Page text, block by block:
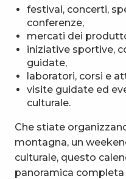
festival, concerti,
conferenze,
mercati dei
iniziative sportive,
guidate,
laboratori, corsi e
visite guidate ed
culturale.
Che stiate
montagna, un
culturale, questo
panoramica